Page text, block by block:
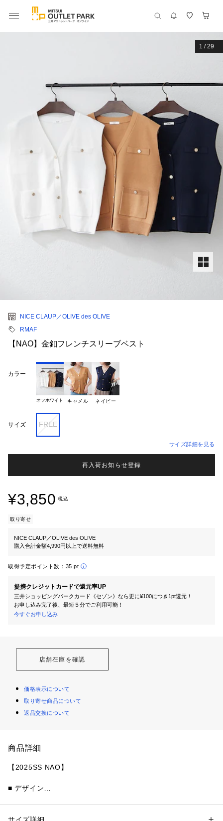
1 /29
NICE CLAUP／OLIVE des OLIVE
RMAF
【NAO】金釦フレンチスリーブベスト
カラー
オフホワイト キャメル ネイビー
サイズ FREE
サイズ詳細を見る
再入荷お知らせ登録
¥3,850 税込
取り寄せ
NICE CLAUP／OLIVE des OLIVE
購入合計金額4,990円以上で送料無料
取得予定ポイント数： 35 pt
提携クレジットカードで還元率UP
三井ショッピングパークカード《セゾン》なら更に¥100につき1pt還元！
お申し込み完了後、最短５分でご利用可能！
今すぐお申し込み
店舗在庫を確認
価格表示について
取り寄せ商品について
返品交換について
商品詳細
【2025SS NAO】
■ デザイン